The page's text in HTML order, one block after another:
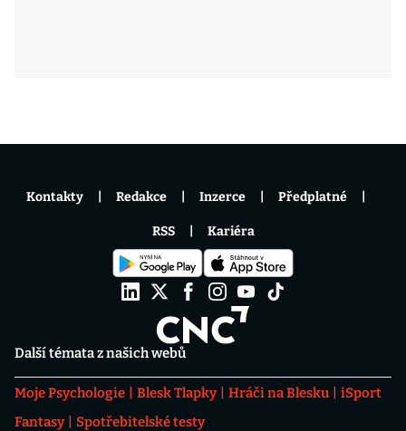
Další témata z našich webů
Moje Psychologie Blesk Tlapky Hráči na Blesku
iSport
Fantasy
Spotřebitelské testy
Kontakty Redakce Inzerce Předplatné
RSS Kariéra